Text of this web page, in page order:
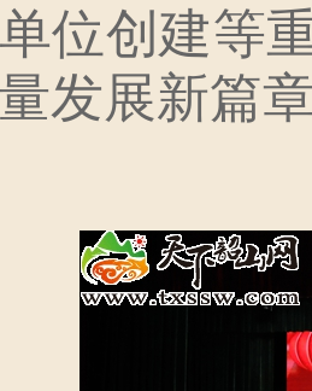
位创建等
发展新篇